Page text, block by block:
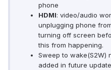
phone
HDMI: video/audio
unplugging phone
turning off screen
this from happening.
Sweep to wake(S2W)
added in future